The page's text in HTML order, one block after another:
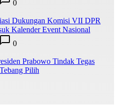
0
Dukungan Komisi VII DPR
Kalender Event Nasional
0
Prabowo Tindak Tegas
Pilih